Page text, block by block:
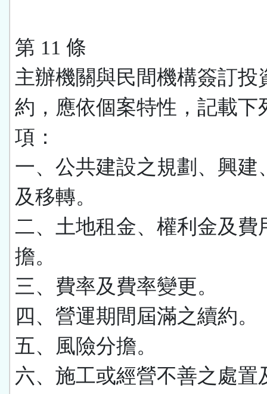
第 11 條
主辦機關與民間機構簽訂投
約，應依個案特性，記載下
項：
一、公共建設之規劃、興建
及移轉。
二、土地租金、權利金及費
擔。
三、費率及費率變更。
四、營運期間屆滿之續約。
五、風險分擔。
六、施工或經營不善之處置